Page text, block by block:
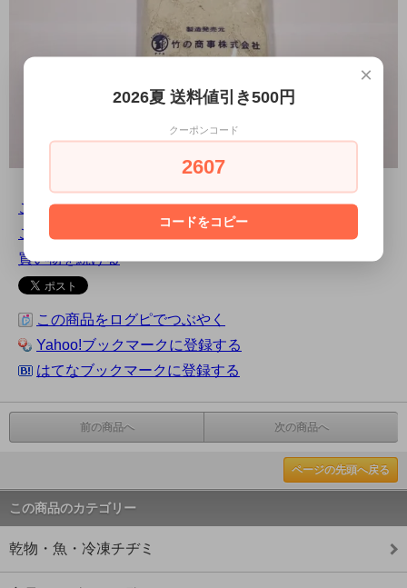
この商品について問い合わせる
この商品を友達に教える
買い物を続ける
この商品をログピでつぶやく
Yahoo!ブックマークに登録する
はてなブックマークに登録する
前の商品へ 次の商品へ
ページの先頭へ戻る
この商品のカテゴリー
乾物・魚・冷凍チヂミ
×
2026夏 送料値引き500円
クーポンコード
2607
コードをコピー